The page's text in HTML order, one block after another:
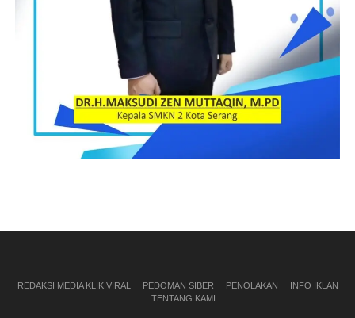
REDAKSI MEDIA KLIK VIRAL PEDOMAN SIBER PENOLAKAN
INFO IKLAN
TENTANG KAMI